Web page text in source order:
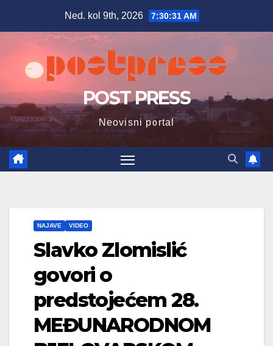
Ned. kol 9th, 2026 7:30:32 AM
POST PRESS
Neovisni portal
NAJAVE VIDEO
Slavko Zlomislić
govori o
predstojećem 28.
MEĐUNARODNOM